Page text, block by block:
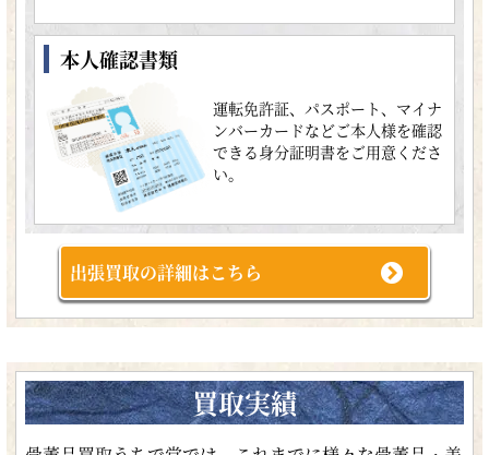
本人確認書類
運転免許証、パスポート、マイナ
ンバーカードなどご本人様を確認
できる身分証明書をご用意くださ
い。
出張買取の詳細はこちら
買取実績